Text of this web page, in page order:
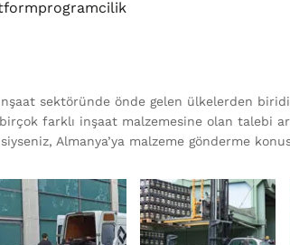
sektöründe önde gelen ülkelerden
farklı inşaat malzemesine olan talebi
Almanya’ya malzeme gönderme